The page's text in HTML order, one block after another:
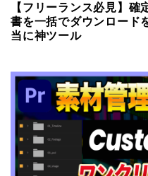
【フリーランス必見】
書を一括でダウンロード
当に神ツール